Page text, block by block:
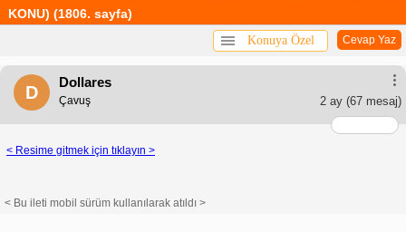
KONU) (1806. sayfa)
Cevap Yaz
Konuya Özel
D
Dollares
2 ay (67 mesaj)
Çavuş
< Resime gitmek için tıklayın >
< Bu ileti mobil sürüm kullanılarak atıldı >